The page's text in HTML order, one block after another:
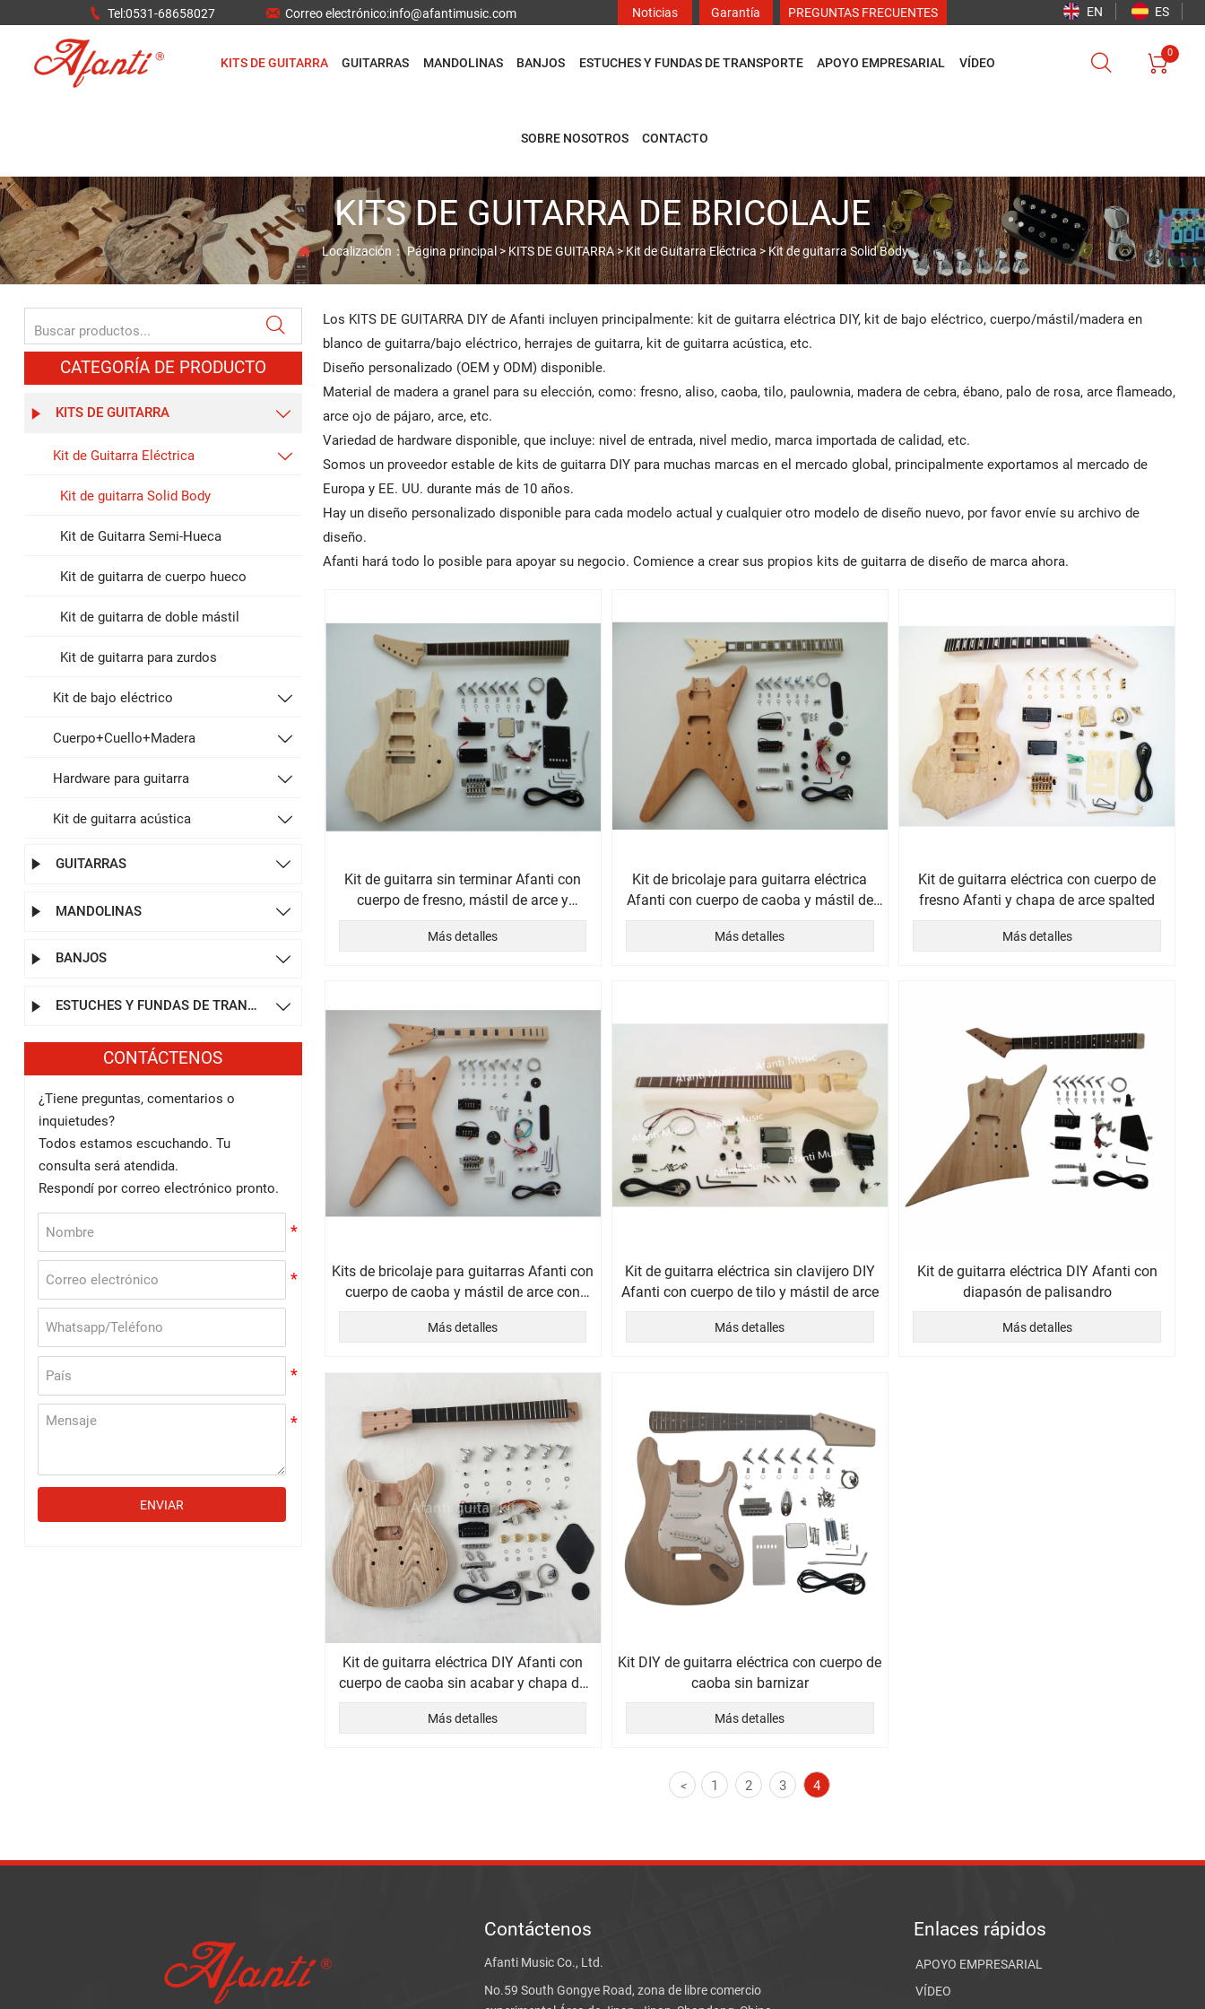
 Tel:0531-68658027  Correo electrónico:info@afantimusic.com Noticias Garantía PREGUNTAS FRECUENTES EN ES
KITS DE GUITARRA GUITARRAS MANDOLINAS BANJOS ESTUCHES Y FUNDAS DE TRANSPORTE APOYO EMPRESARIAL VÍDEO
SOBRE NOSOTROS CONTACTO
 
0
KITS DE GUITARRA DE BRICOLAJE
 Localización：Página principal>KITS DE GUITARRA>Kit de Guitarra Eléctrica> Kit de guitarra Solid Body

CATEGORÍA DE PRODUCTO
 KITS DE GUITARRA 
Kit de Guitarra Eléctrica 
Kit de guitarra Solid Body
Kit de Guitarra Semi-Hueca
Kit de guitarra de cuerpo hueco
Kit de guitarra de doble mástil
Kit de guitarra para zurdos
Kit de bajo eléctrico 
Cuerpo+Cuello+Madera 
Hardware para guitarra 
Kit de guitarra acústica 
 GUITARRAS 
 MANDOLINAS 
 BANJOS 
 ESTUCHES Y FUNDAS DE TRANSPORTE 
CONTÁCTENOS
¿Tiene preguntas, comentarios o
inquietudes?
Todos estamos escuchando. Tu
consulta será atendida.
Respondí por correo electrónico pronto.
ENVIAR
Los KITS DE GUITARRA DIY de Afanti incluyen principalmente: kit de guitarra eléctrica DIY, kit de bajo eléctrico, cuerpo/mástil/madera en
blanco de guitarra/bajo eléctrico, herrajes de guitarra, kit de guitarra acústica, etc.
Diseño personalizado (OEM y ODM) disponible.
Material de madera a granel para su elección, como: fresno, aliso, caoba, tilo, paulownia, madera de cebra, ébano, palo de rosa, arce flameado,
arce ojo de pájaro, arce, etc.
Variedad de hardware disponible, que incluye: nivel de entrada, nivel medio, marca importada de calidad, etc.
Somos un proveedor estable de kits de guitarra DIY para muchas marcas en el mercado global, principalmente exportamos al mercado de
Europa y EE. UU. durante más de 10 años.
Hay un diseño personalizado disponible para cada modelo actual y cualquier otro modelo de diseño nuevo, por favor envíe su archivo de
diseño.
Afanti hará todo lo posible para apoyar su negocio. Comience a crear sus propios kits de guitarra de diseño de marca ahora.
Kit de guitarra sin terminar Afanti con
cuerpo de fresno, mástil de arce y
diapasón de palisandro
Más detalles
Kit de bricolaje para guitarra eléctrica
Afanti con cuerpo de caoba y mástil de
arce
Más detalles
Kit de guitarra eléctrica con cuerpo de
fresno Afanti y chapa de arce spalted
Más detalles
Kits de bricolaje para guitarras Afanti con
cuerpo de caoba y mástil de arce con
cejuela de bloqueo
Más detalles
Kit de guitarra eléctrica sin clavijero DIY
Afanti con cuerpo de tilo y mástil de arce
Más detalles
Kit de guitarra eléctrica DIY Afanti con
diapasón de palisandro
Más detalles
Kit de guitarra eléctrica DIY Afanti con
cuerpo de caoba sin acabar y chapa de
fresno
Más detalles
Kit DIY de guitarra eléctrica con cuerpo de
caoba sin barnizar
Más detalles
< 1 2 3 4
Contáctenos
Afanti Music Co., Ltd.
No.59 South Gongye Road, zona de libre comercio
Enlaces rápidos
APOYO EMPRESARIAL
VÍDEO